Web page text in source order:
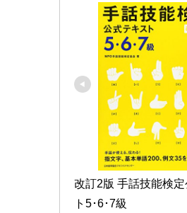
改訂2版 手話技能検
ト5･6･7級